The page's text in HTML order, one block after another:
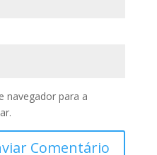
navegador para a